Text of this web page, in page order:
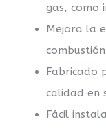
gas, como
Mejora la
Fabricado
calidad en
Fácil